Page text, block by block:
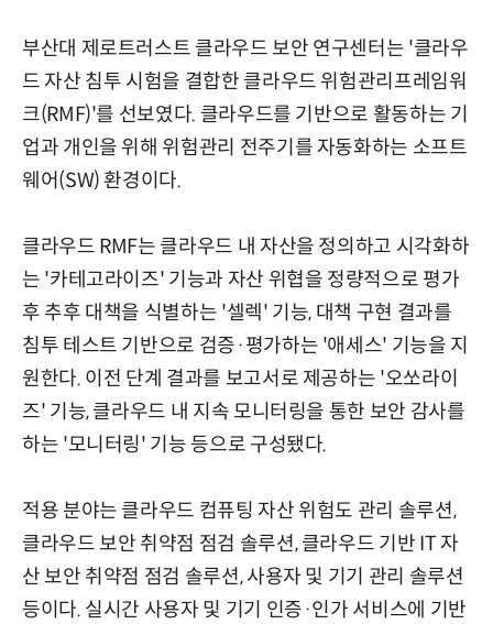
부산대 제로트러스트 클라우드 보안 연구센터는 '클라우
드 자산 침투 시험을 결합한 클라우드 위험관리프레임워
크(RMF)'를 선보였다. 클라우드를 기반으로 활동하는 기
업과 개인을 위해 위험관리 전주기를 자동화하는 소프트
웨어(SW) 환경이다.
클라우드 RMF는 클라우드 내 자산을 정의하고 시각화하
는 '카테고라이즈' 기능과 자산 위협을 정량적으로 평가
후 추후 대책을 식별하는 '셀렉' 기능, 대책 구현 결과를
침투 테스트 기반으로 검증·평가하는 '애세스' 기능을 지
원한다. 이전 단계 결과를 보고서로 제공하는 '오쏘라이
즈' 기능, 클라우드 내 지속 모니터링을 통한 보안 감사를
하는 '모니터링' 기능 등으로 구성됐다.
적용 분야는 클라우드 컴퓨팅 자산 위험도 관리 솔루션,
클라우드 보안 취약점 점검 솔루션, 클라우드 기반 IT 자
산 보안 취약점 점검 솔루션, 사용자 및 기기 관리 솔루션
등이다. 실시간 사용자 및 기기 인증·인가 서비스에 기반